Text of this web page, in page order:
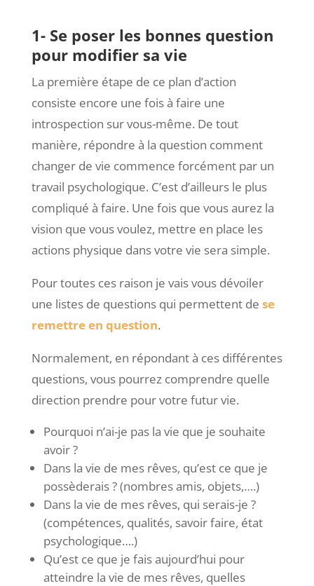
1- Se poser les bonnes question
pour modifier sa vie
La première étape de ce plan d’action
consiste encore une fois à faire une
introspection sur vous-même. De tout
manière, répondre à la question comment
changer de vie commence forcément par un
travail psychologique. C’est d’ailleurs le plus
compliqué à faire. Une fois que vous aurez la
vision que vous voulez, mettre en place les
actions physique dans votre vie sera simple.
Pour toutes ces raison je vais vous dévoiler
une listes de questions qui permettent de se
remettre en question.
Normalement, en répondant à ces différentes
questions, vous pourrez comprendre quelle
direction prendre pour votre futur vie.
Pourquoi n’ai-je pas la vie que je souhaite
avoir ?
Dans la vie de mes rêves, qu’est ce que je
possèderais ? (nombres amis, objets,….)
Dans la vie de mes rêves, qui serais-je ?
(compétences, qualités, savoir faire, état
psychologique….)
Qu’est ce que je fais aujourd’hui pour
atteindre la vie de mes rêves, quelles